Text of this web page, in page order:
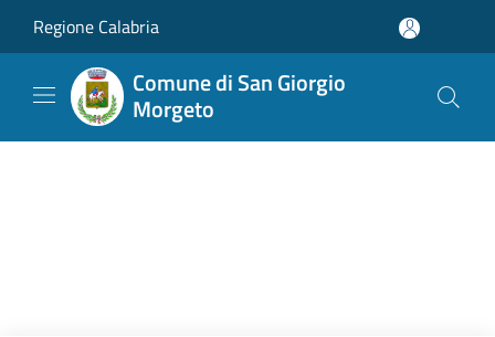
Regione Calabria
Comune di San Giorgio
Morgeto